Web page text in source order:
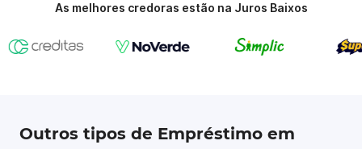
As melhores credoras estão na Juros Baixos
Outros tipos de Empréstimo em